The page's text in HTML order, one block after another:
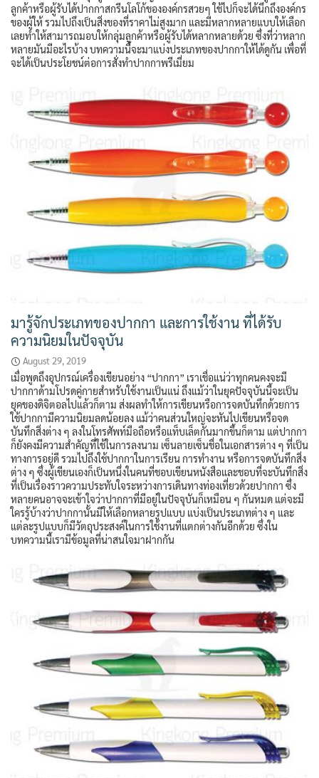
ลูกค้าหรือผู้รับได้ปากกาสกรีนโลโก้ขององค์กรสวยๆ ใช้ไปก็จะได้นึกถึงองค์กร
ของผู้ให้ รวมไปถึงเป็นสิ่งของที่ราคาไม่สูงมาก และมีหลากหลายแบบให้เลือก
เลยทำให้สามารถมอบให้กลุ่มลูกค้าหรือผู้รับได้หลากหลายด้วย ซึ่งที่ว่าหลาก
หลายมันมีอะไรบ้าง บทความนี้จะมาแบ่งประเภทของปากกาให้ได้ดูกัน เพื่อที่
จะได้เป็นประโยชน์ต่อการสั่งทำปากกาพรีเมี่ยม
มารู้จักประเภทของปากกา และการใช้งาน ที่ได้รับ
ความนิยมในปัจจุบัน
August 29, 2019
เมื่อพูดถึงอุปกรณ์เครื่องเขียนอย่าง “ปากกา” เราเชื่อแน่ว่าทุกคนคงจะมี
ปากกาด้ามโปรดคู่กายสำหรับใช้งานเป็นแน่ ถึงแม้ว่าในยุคปัจจุบันนี้จะเป็น
ยุคของดิจิตอลไปแล้วก็ตาม ส่งผลทำให้การเขียนหรือการจดบันทึกด้วยการ
ใช้ปากกามีความนิยมลดน้อยลง แม้ว่าคนส่วนใหญ่จะหันไปเขียนหรือจด
บันทึกสิ่งต่าง ๆ ลงในโทรศัพท์มือถือหรือแท็บเล็ตกันมากขึ้นก็ตาม แต่ปากกา
ก็ยังคงมีความสำคัญที่ใช้ในการลงนาม เซ็นลายเซ็นชื่อในเอกสารต่าง ๆ ที่เป็น
ทางการอยู่ดี รวมไปถึงใช้ปากกาในการเรียน การทำงาน หรือการจดบันทึกสิ่ง
ต่าง ๆ ซึ่งผู้เขียนเองก็เป็นหนึ่งในคนที่ชอบเขียนหนังสือและชอบที่จะบันทึกสิ่ง
ที่เป็นเรื่องราวความประทับใจระหว่างการเดินทางท่องเที่ยวด้วยปากกา ซึ่ง
หลายคนอาจจะเข้าใจว่าปากกาที่มีอยู่ในปัจจุบันก็เหมือน ๆ กันหมด แต่จะมี
ใครรู้บ้างว่าปากกานั้นมีให้เลือกหลายรูปแบบ แบ่งเป็นประเภทต่าง ๆ และ
แต่ละรูปแบบก็มีวัตถุประสงค์ในการใช้งานที่แตกต่างกันอีกด้วย ซึ่งใน
บทความนี้เรามีข้อมูลที่น่าสนใจมาฝากกัน